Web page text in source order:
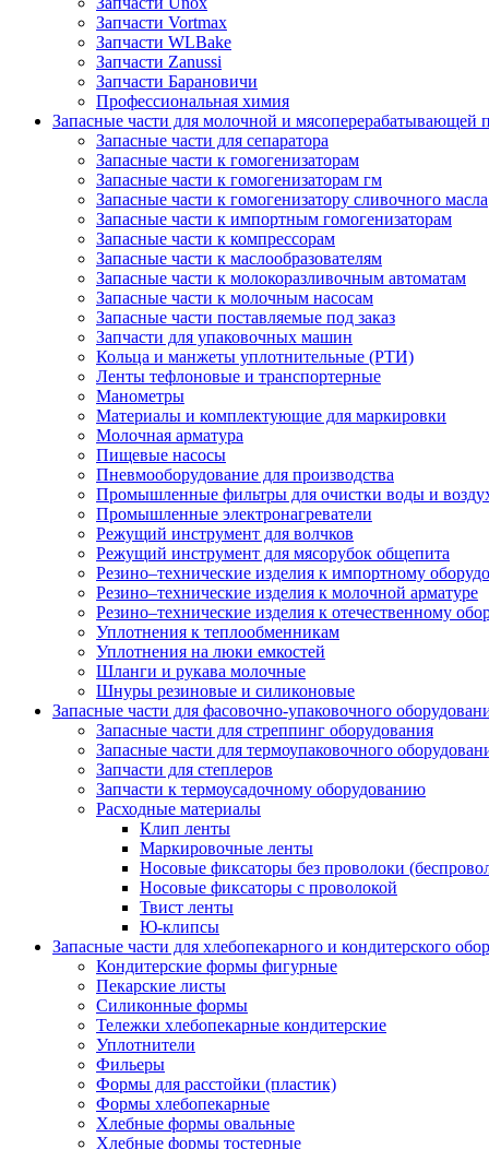
Запчасти Vortmax
Запчасти WLBake
Запчасти Zanussi
Запчасти Барановичи
Профессиональная химия
Запасные части для молочной и мясоперерабатывающей
Запасные части для сепаратора
Запасные части к гомогенизаторам
Запасные части к гомогенизаторам гм
Запасные части к гомогенизатору сливочного масла
Запасные части к импортным гомогенизаторам
Запасные части к компрессорам
Запасные части к маслообразователям
Запасные части к молокоразливочным автоматам
Запасные части к молочным насосам
Запасные части поставляемые под заказ
Запчасти для упаковочных машин
Кольца и манжеты уплотнительные (РТИ)
Ленты тефлоновые и транспортерные
Манометры
Материалы и комплектующие для маркировки
Молочная арматура
Пищевые насосы
Пневмооборудование для производства
Промышленные фильтры для очистки воды и
Промышленные электронагреватели
Режущий инструмент для волчков
Режущий инструмент для мясорубок общепита
Резино–технические изделия к импортному
Резино–технические изделия к молочной арматуре
Резино–технические изделия к отечественному
Уплотнения к теплообменникам
Уплотнения на люки емкостей
Шланги и рукава молочные
Шнуры резиновые и силиконовые
Запасные части для фасовочно-упаковочного
Запасные части для стреппинг оборудования
Запасные части для термоупаковочного
Запчасти для степлеров
Запчасти к термоусадочному оборудованию
Расходные материалы
Клип ленты
Маркировочные ленты
Носовые фиксаторы без проволоки
Носовые фиксаторы с проволокой
Твист ленты
Ю-клипсы
Запасные части для хлебопекарного и кондитерского
Кондитерские формы фигурные
Пекарские листы
Силиконные формы
Тележки хлебопекарные кондитерские
Уплотнители
Фильеры
Формы для расстойки (пластик)
Формы хлебопекарные
Хлебные формы овальные
Хлебные формы тостерные